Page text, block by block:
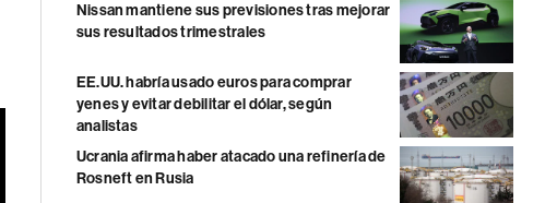
Nissan mantiene sus previsiones tras mejorar
sus resultados trimestrales
EE.UU. habría usado euros para comprar
yenes y evitar debilitar el dólar, según
analistas
Ucrania afirma haber atacado una refinería de
Rosneft en Rusia